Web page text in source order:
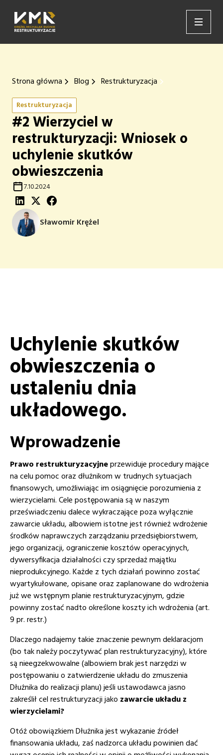
Strona główna Blog Restrukturyzacja
Restrukturyzacja
#2 Wierzyciel w
restrukturyzacji: Wniosek o
uchylenie skutków
obwieszczenia
7.10.2024
Sławomir Krężel
Uchylenie skutków
obwieszczenia o
ustaleniu dnia
układowego.
Wprowadzenie
Prawo restrukturyzacyjneprzewiduje procedury mające
na celu pomoc oraz dłużnikom w trudnych sytuacjach
finansowych, umożliwiając im osiągnięcie porozumienia z
wierzycielami. Cele postępowania są w naszym
przeświadczeniu dalece wykraczające poza wyłącznie
zawarcie układu, albowiem istotne jest również wdrożenie
środków naprawczych zarządzaniu przedsiębiorstwem,
jego organizacji, ograniczenie kosztów operacyjnych,
dywersyfikacja działalności czy sprzedaż majątku
nieprodukcyjnego. Każde z tych działań powinno zostać
wyartykułowane, opisane oraz zaplanowane do wdrożenia
już we wstępnym planie restrukturyzacyjnym, gdzie
powinny zostać nadto określone koszty ich wdrożenia (art.
9 pr. restr.)
Dlaczego nadajemy takie znaczenie pewnym deklaracjom
(bo tak należy poczytywać plan restrukturyzacyjny), które
są nieegzekwowalne (albowiem brak jest narzędzi w
postępowaniu o zatwierdzenie układu do zmuszenia
Dłużnika do realizacji planu) jeśli ustawodawca jasno
zakreślił cel restrukturyzacji jako zawarcie układu z
wierzycielami?
Otóż obowiązkiem Dłużnika jest wykazanie źródeł
finansowania układu, zaś nadzorca układu powinien dać